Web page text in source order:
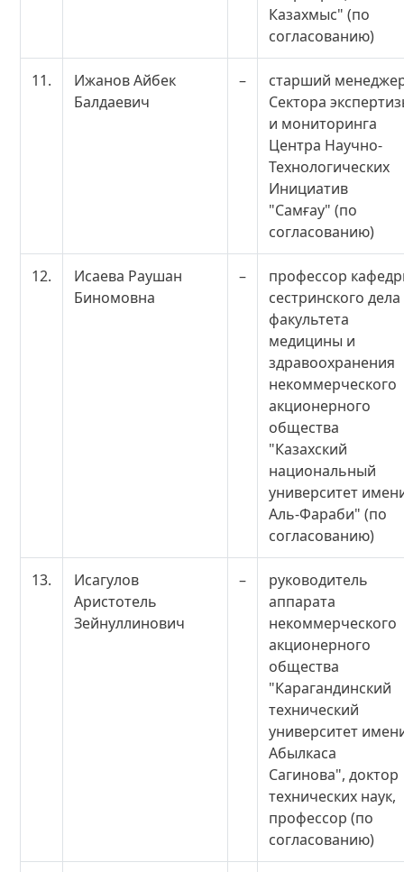
Казахмыс" (по
согласованию)
11.
Ижанов Айбек
Балдаевич
–
старший
Сектора
и мониторинга
Центра Научно-
Технологических
Инициатив
"Самғау" (по
согласованию)
12.
Исаева Раушан
Биномовна
–
профессор
сестринского дела
факультета
медицины и
здравоохранения
некоммерческого
акционерного
общества
"Казахский
национальный
университет
Аль-Фараби" (по
согласованию)
13.
Исагулов
Аристотель
Зейнуллинович
–
руководитель
аппарата
некоммерческого
акционерного
общества
"Карагандинский
технический
университет
Абылкаса
Сагинова", доктор
технических наук,
профессор (по
согласованию)